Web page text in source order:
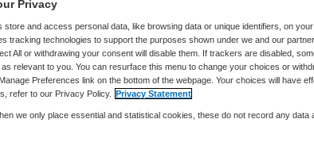
bondgenoot
Privacy
store and access personal data, like browsing data or unique identifiers, on your
tracking technologies to support the purposes shown under we and our
All or withdrawing your consent will disable them. If trackers are disabled,
relevant to you. You can resurface this menu to change your choices or
Preferences link on the bottom of the webpage. Your choices will have
refer to our Privacy Policy. Privacy Statement
we only place essential and statistical cookies, these do not record any data